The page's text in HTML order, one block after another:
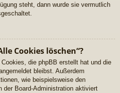
steht, dann wurde sie vermutlich
Cookies löschen“?
die phpBB erstellt hat und die
bleibst. Außerdem
wie beispielsweise den
der Board-Administration aktiviert